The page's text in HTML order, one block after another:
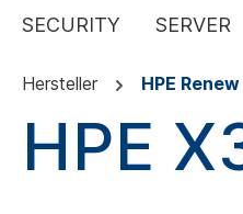
SECURITY SERVER
Hersteller HPE Renew
HPE